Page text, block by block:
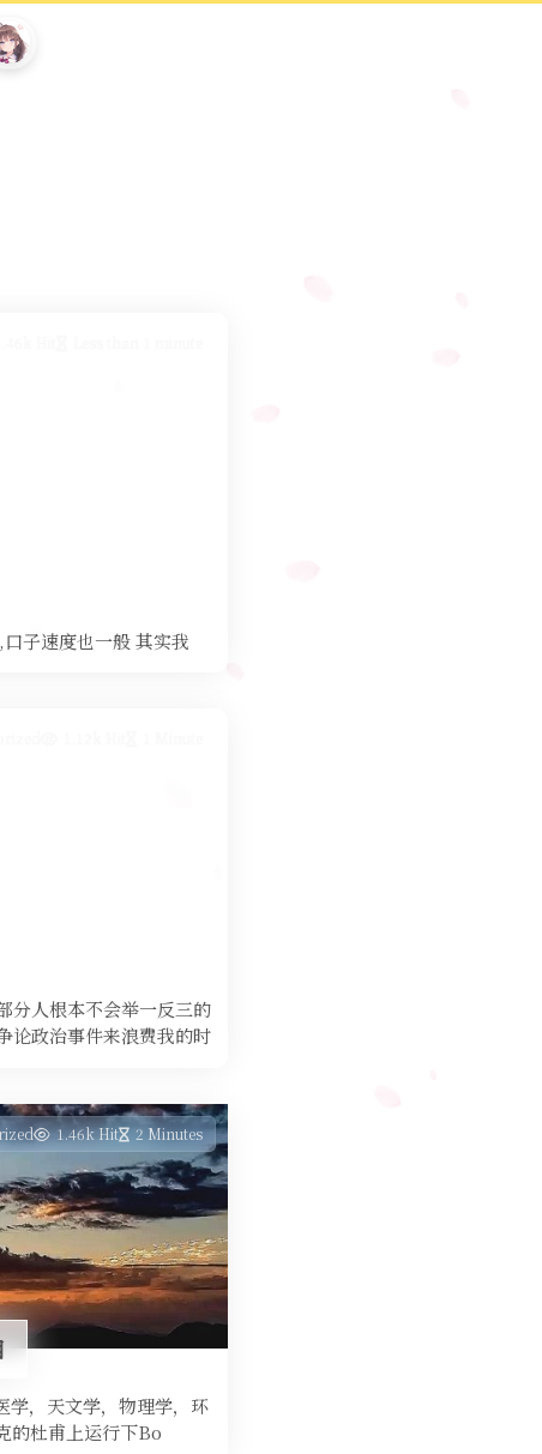
子速度也一般 其实我
分人根本不会举一反三的
论政治事件来浪费我的时
1.46k Hit 2 Minutes
学，天文学，物理学，环
的杜甫上运行下Bo